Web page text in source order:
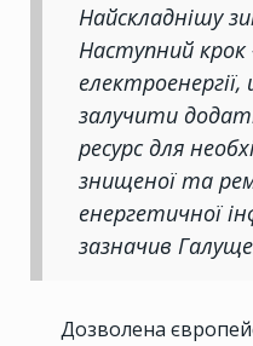
Найскладнішу
Наступний
залучити
ресурс для
знищеної та
енергетичної
зазначив
Дозволена